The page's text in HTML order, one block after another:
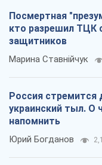
Посмертная
кто разрешил ТЦК
защитников
Марина Ставнійчук
Россия стремится
украинский тыл. О
напомнить
Юрий Богданов